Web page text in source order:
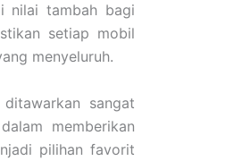
nilai tambah bagi
setiap mobil
menyeluruh.
sangat
memberikan
pilihan favorit